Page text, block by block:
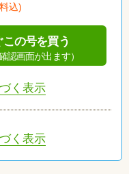
込)
この号を買う
認画面が出ます）
く表示
く表示